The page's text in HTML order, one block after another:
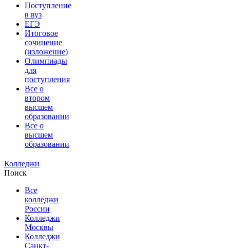
Поступление
в вуз
ЕГЭ
Итоговое
сочинение
(изложение)
Олимпиады
для
поступления
Все о
втором
высшем
образовании
Все о
высшем
образовании
Колледжи
Поиск
Все
колледжи
России
Колледжи
Москвы
Колледжи
Санкт-